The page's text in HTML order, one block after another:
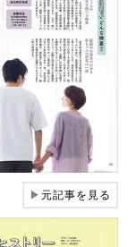
▶元記事を見る